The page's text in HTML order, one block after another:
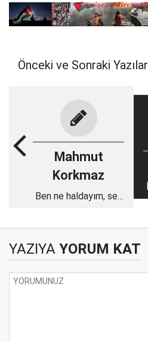
Önceki ve Sonraki Yazılar
Mahmut
Korkmaz
Ben ne haldayım, sen
YAZIYA YORUM KAT